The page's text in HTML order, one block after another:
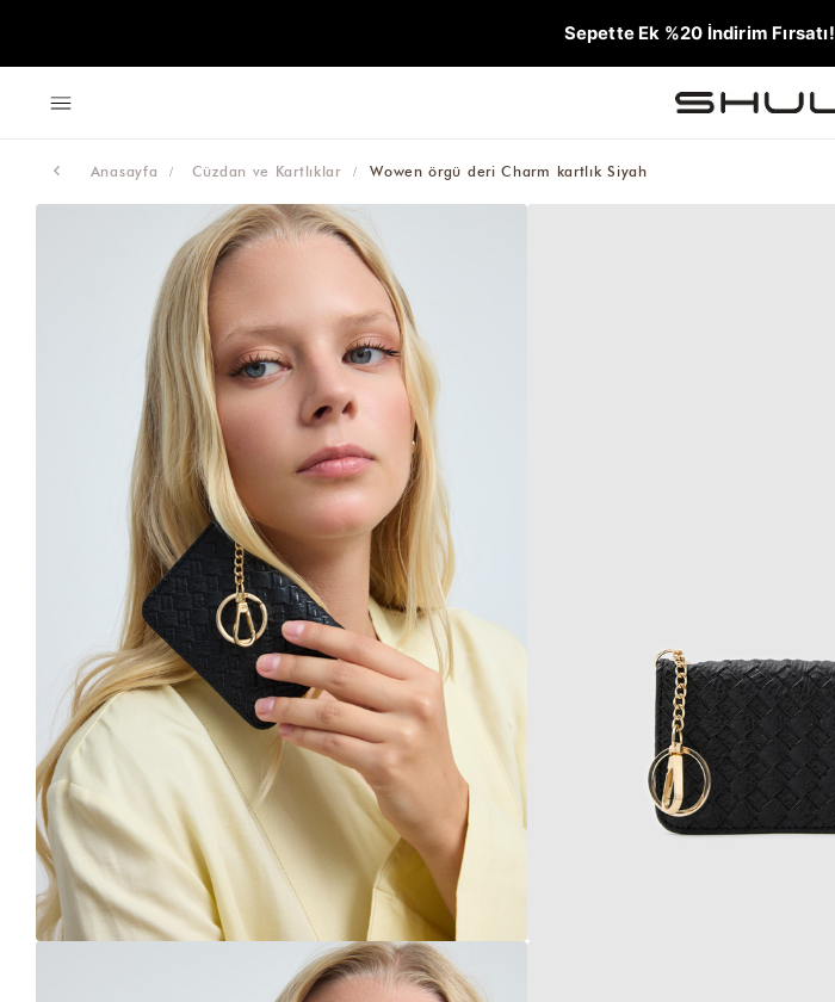
Sepette Ek %20 İndirim Fırsatı!
Anasayfa Cüzdan ve Kartlıklar Wowen örgü deri Charm kartlık Siyah